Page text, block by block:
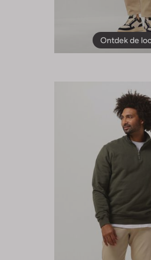
Ontdek de